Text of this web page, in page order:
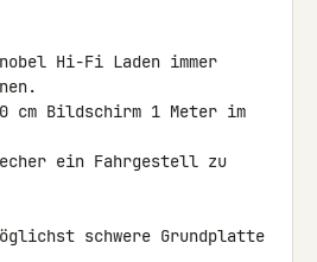
Hi-Fi Laden immer
cm Bildschirm 1 Meter im
ein Fahrgestell zu
schwere Grundplatte